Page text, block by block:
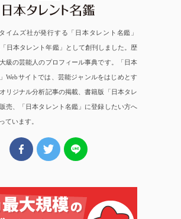
イムズ社が発行する「日本タレント名鑑」
日本タレント年鑑」として創刊しました。歴
級の芸能人のプロフィール事典です。「日本
Webサイトでは、芸能ジャンルをはじめとす
リジナル分析記事の掲載、書籍版「日本タレ
売、「日本タレント名鑑」に登録したい方へ
ています。